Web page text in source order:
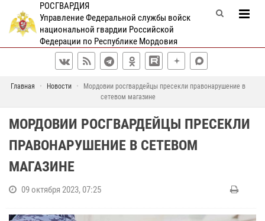
РОСГВАРДИЯ
Управление Федеральной службы войск
национальной гвардии Российской
Федерации по Республике Мордовия
Главная Новости
Мордовии росгвардейцы пресекли правонарушение в
сетевом магазине
МОРДОВИИ РОСГВАРДЕЙЦЫ ПРЕСЕКЛИ
ПРАВОНАРУШЕНИЕ В СЕТЕВОМ
МАГАЗИНЕ
09 октября 2023, 07:25